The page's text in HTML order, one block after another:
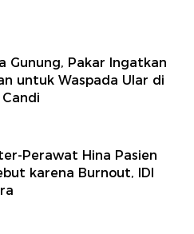
Gunung, Pakar Ingatkan
untuk Waspada Ular di
Perawat Hina Pasien
karena Burnout, IDI